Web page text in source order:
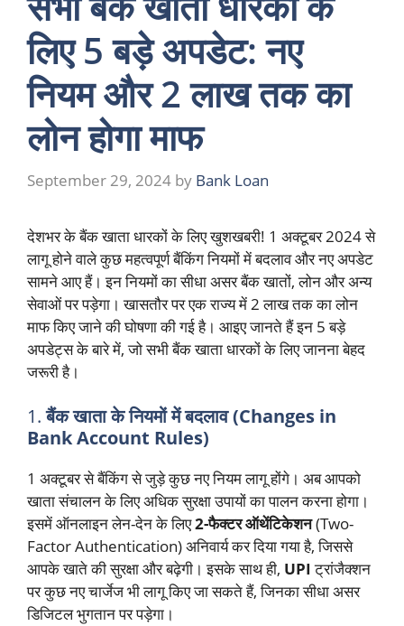
लिए 5 बड़े अपडेट: नए
नियम और 2 लाख तक का
लोन होगा माफ
September 29, 2024 by Bank Loan
देशभर के बैंक खाता धारकों के लिए खुशखबरी! 1 अक्टूबर 2024 से
लागू होने वाले कुछ महत्वपूर्ण बैंकिंग नियमों में बदलाव और नए अपडेट
सामने आए हैं। इन नियमों का सीधा असर बैंक खातों, लोन और अन्य
सेवाओं पर पड़ेगा। खासतौर पर एक राज्य में 2 लाख तक का लोन
माफ किए जाने की घोषणा की गई है। आइए जानते हैं इन 5 बड़े
अपडेट्स के बारे में, जो सभी बैंक खाता धारकों के लिए जानना बेहद
जरूरी है।
1.बैंक खाता के नियमों में बदलाव (Changes in
Bank Account Rules)
1 अक्टूबर से बैंकिंग से जुड़े कुछ नए नियम लागू होंगे। अब आपको
खाता संचालन के लिए अधिक सुरक्षा उपायों का पालन करना होगा।
इसमें ऑनलाइन लेन-देन के लिए2-फैक्टर ऑथेंटिकेशन(Two-
Factor Authentication) अनिवार्य कर दिया गया है, जिससे
आपके खाते की सुरक्षा और बढ़ेगी। इसके साथ ही, UPI ट्रांजैक्शन
पर कुछ नए चार्जेज भी लागू किए जा सकते हैं, जिनका सीधा असर
डिजिटल भुगतान पर पड़ेगा।